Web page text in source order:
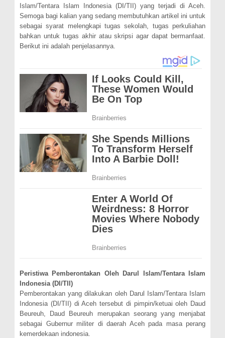
Islam/Tentara Islam Indonesia (DI/TII) yang terjadi di Aceh.
Semoga bagi kalian yang sedang membutuhkan artikel ini untuk
sebagai syarat melengkapi tugas sekolah, tugas perkuliahan
bahkan untuk tugas akhir atau skripsi agar dapat bermanfaat.
Berikut ini adalah penjelasannya.
Peristiwa Pemberontakan Oleh Darul Islam/Tentara Islam
Indonesia (DI/TII)
Pemberontakan yang dilakukan oleh Darul Islam/Tentara Islam
Indonesia (DI/TII) di Aceh tersebut di pimpin/ketuai oleh Daud
Beureuh, Daud Beureuh merupakan seorang yang menjabat
sebagai Gubernur militer di daerah Aceh pada masa perang
kemerdekaan indonesia.